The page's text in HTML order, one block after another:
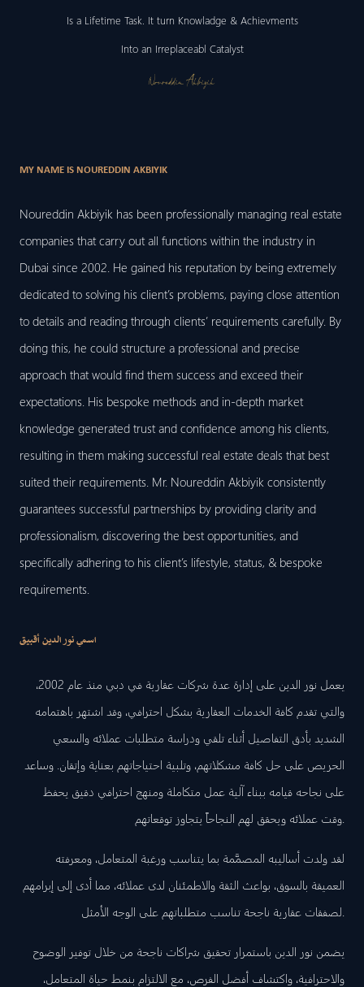
Is a Lifetime Task. It turn Knowladge & Achievments
Into an Irreplaceabl Catalyst
Noureddin Akbiyik
MY NAME IS NOUREDDIN AKBIYIK
Noureddin Akbiyik has been professionally managing real estate
companies that carry out all functions within the industry in
Dubai since 2002. He gained his reputation by being extremely
dedicated to solving his client’s problems, paying close attention
to details and reading through clients’ requirements carefully. By
doing this, he could structure a professional and precise
approach that would find them success and exceed their
expectations. His bespoke methods and in-depth market
knowledge generated trust and confidence among his clients,
resulting in them making successful real estate deals that best
suited their requirements. Mr. Noureddin Akbiyik consistently
guarantees successful partnerships by providing clarity and
professionalism, discovering the best opportunities, and
specifically adhering to his client’s lifestyle, status, & bespoke
requirements.
اسمي نور الدين أقبيق
يعمل نور الدين على إدارة عدة شركات عقارية في دبي منذ عام 2002،
والتي تقدم كافة الخدمات العقارية بشكل احترافي، وقد اشتهر باهتمامه
الشديد بأدق التفاصيل أثناء تلقي ودراسة متطلبات عملائه والسعي
الحريص على حل كافة مشكلاتهم، وتلبية احتياجاتهم بعناية وإتقان. وساعد
على نجاحه قيامه ببناء آلية عمل متكاملة ومنهج احترافي دقيق يحفظ
لقد ولدت أساليبه المصمَّمة بما يتناسب ورغبة المتعامل، ومعرفته
العميقة بالسوق، بواعث الثقة والاطمئنان لدى عملائه، مما أدى إلى إبرامهم
يضمن نور الدين باستمرار تحقيق شراكات ناجحة من خلال توفير الوضوح
والاحترافية، واكتشاف أفضل الفرص، مع الالتزام بنمط حياة المتعامل،